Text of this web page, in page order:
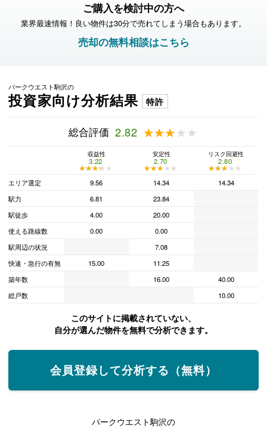
ご購入を検討中の方へ
業界最速情報！良い物件は30分で売れてしまう場合もあります。
売却の無料相談はこちら
パークウエスト駒沢の
投資家向け分析結果 特許
総合評価 2.82 ★★★★★
★★★★★
収益性
3.22
★★★★★
★★★★★
安定性
2.70
★★★★★
★★★★★
リスク回避性
2.80
★★★★★
★★★★★
エリア選定
9.56 14.34
14.34
駅力
6.81
23.84
駅徒歩
4.00
20.00
使える路線数
0.00
0.00
駅周辺の状況
7.08
快速・急行の有無
15.00
11.25
築年数
16.00
40.00
総戸数
10.00
このサイトに掲載されていない、
自分が選んだ物件を無料で分析できます。
会員登録して分析する（無料）
パークウエスト駒沢の